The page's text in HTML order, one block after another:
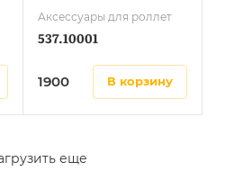
Аксессуары для роллет
537.10001
1900 в корзину
еще